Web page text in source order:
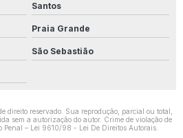
Pós Obra
De Azulejo
Santos
Praia Grande
São Sebastião
direito reservado. Sua reprodução, parcial ou total,
sem a autorização do autor. Crime de violação de
Penal – Lei 9610/98 - Lei De Direitos Autorais